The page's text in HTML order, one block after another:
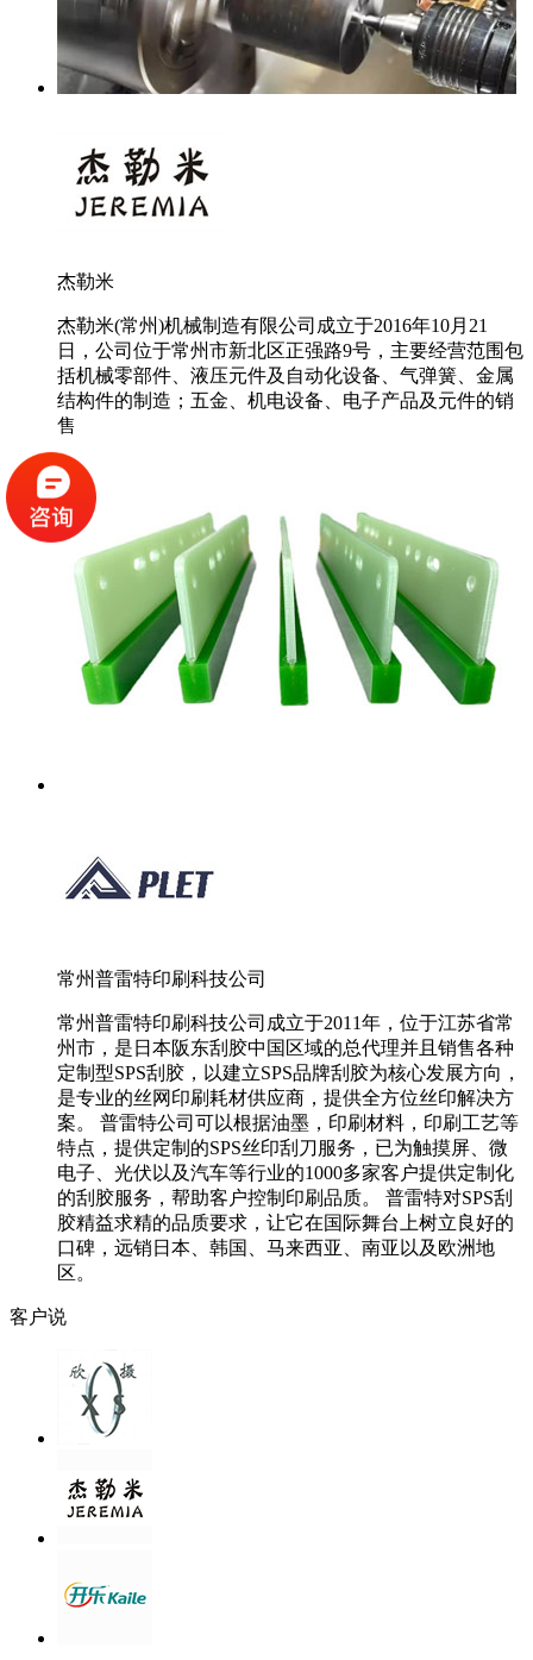
杰勒米
杰勒米(常州)机械制造有限公司成立于2016年10月21
日，公司位于常州市新北区正强路9号，主要经营范围包
括机械零部件、液压元件及自动化设备、气弹簧、金属
结构件的制造；五金、机电设备、电子产品及元件的销
售
常州普雷特印刷科技公司
常州普雷特印刷科技公司成立于2011年，位于江苏省常
州市，是日本阪东刮胶中国区域的总代理并且销售各种
定制型SPS刮胶，以建立SPS品牌刮胶为核心发展方向，
是专业的丝网印刷耗材供应商，提供全方位丝印解决方
案。 普雷特公司可以根据油墨，印刷材料，印刷工艺等
特点，提供定制的SPS丝印刮刀服务，已为触摸屏、微
电子、光伏以及汽车等行业的1000多家客户提供定制化
的刮胶服务，帮助客户控制印刷品质。 普雷特对SPS刮
胶精益求精的品质要求，让它在国际舞台上树立良好的
口碑，远销日本、韩国、马来西亚、南亚以及欧洲地
区。
客户说